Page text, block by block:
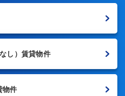
なし）賃貸物件
物件